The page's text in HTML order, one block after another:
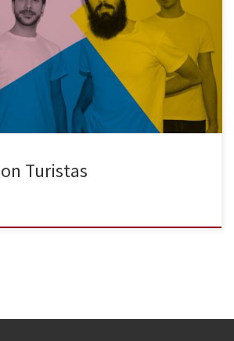
terreno neutral, normalmente un bar, es tan
como asignatura en las
un bar es imprescindible siempre que haya
entre los citados. La presencia de alcohol
Turistas